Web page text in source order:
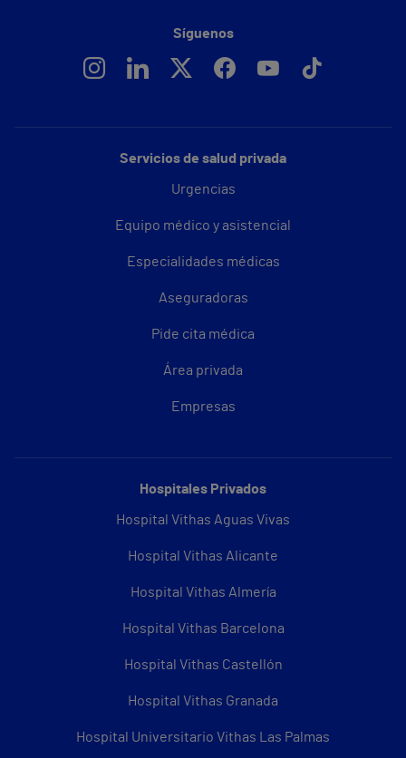
Servicios de salud privada
Urgencias
Equipo médico y asistencial
Especialidades médicas
Aseguradoras
Pide cita médica
Área privada
Empresas
Hospitales Privados
Hospital Vithas Aguas Vivas
Hospital Vithas Alicante
Hospital Vithas Almería
Hospital Vithas Barcelona
Hospital Vithas Castellón
Hospital Vithas Granada
Hospital Universitario Vithas Las Palmas
Síguenos